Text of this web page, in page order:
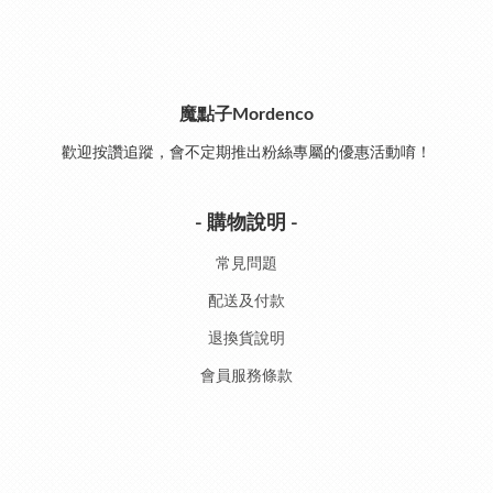
魔點子Mordenco
歡迎按讚追蹤，會不定期推出粉絲專屬的優惠活動唷！
- 購物說明 -
常見問題
配送及付款
退換貨說明
會員服務條款